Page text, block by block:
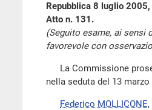
Repubblica 8 luglio
Atto n. 131.
(Seguito esame, ai sensi
favorevole con
La Commissione
nella seduta del 13
Federico MOLLICONE,